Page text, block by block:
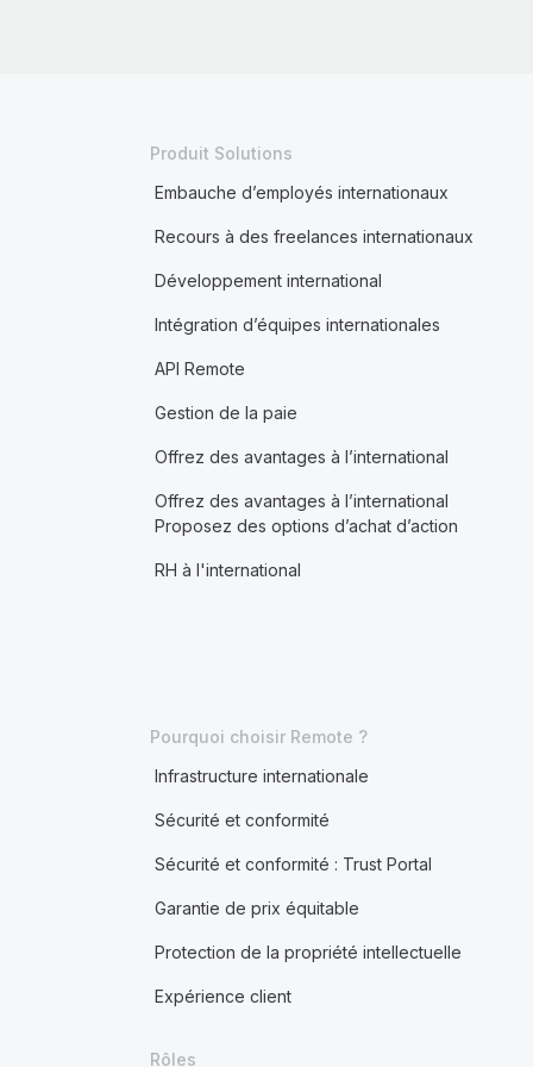
Produit Solutions
Embauche d’employés internationaux
Recours à des freelances internationaux
Développement international
Intégration d’équipes internationales
API Remote
Gestion de la paie
Offrez des avantages à l’international
Offrez des avantages à l’international
Proposez des options d’achat d’action
RH à l'international
Pourquoi choisir Remote ?
Infrastructure internationale
Sécurité et conformité
Sécurité et conformité : Trust Portal
Garantie de prix équitable
Protection de la propriété intellectuelle
Expérience client
Rôles